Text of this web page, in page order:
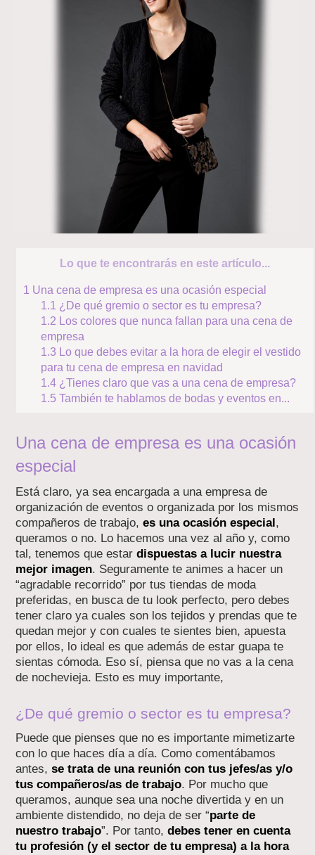
Lo que te encontrarás en este artículo...
1 Una cena de empresa es una ocasión especial
1.1 ¿De qué gremio o sector es tu empresa?
1.2 Los colores que nunca fallan para una cena de
empresa
1.3 Lo que debes evitar a la hora de elegir el vestido
para tu cena de empresa en navidad
1.4¿Tienes claro que vas a una cena de empresa?
1.5 También te hablamos de bodas y eventos en...
Una cena de empresa es una ocasión
especial
Está claro, ya sea encargada a una empresa de
organización de eventos o organizada por los mismos
compañeros de trabajo,es una ocasión especial,
queramos o no. Lo hacemos una vez al año y, como
tal, tenemos que estardispuestas a lucir nuestra
mejor imagen. Seguramente te animes a hacer un
“agradable recorrido” por tus tiendas de moda
preferidas, en busca de tu look perfecto, pero debes
tener claro ya cuales son los tejidos y prendas que te
quedan mejor y con cuales te sientes bien, apuesta
por ellos, lo ideal es que además de estar guapa te
sientas cómoda. Eso sí, piensa que no vas a la cena
de nochevieja. Esto es muy importante,
¿De qué gremio o sector es tu empresa?
Puede que pienses que no es importante mimetizarte
con lo que haces día a día. Como comentábamos
antes,se trata de una reunión con tus jefes/as y/o
tus compañeros/as de trabajo. Por mucho que
queramos, aunque sea una noche divertida y en un
ambiente distendido, no deja de ser “parte de
nuestro trabajo”. Por tanto,debes tener en cuenta
tu profesión (y el sector de tu empresa) a la hora